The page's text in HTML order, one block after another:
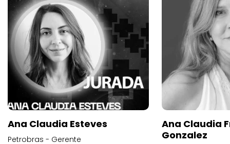
Ana Claudia Esteves
Petrobras - Gerente
Ana Claudia
Gonzalez